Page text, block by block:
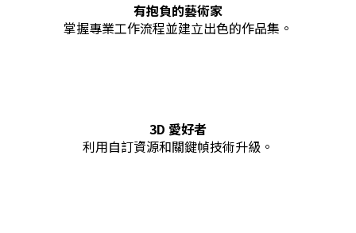
有抱負的藝術家
掌握專業工作流程並建立出色的作品集。
3D 愛好者
利用自訂資源和關鍵幀技術升級。